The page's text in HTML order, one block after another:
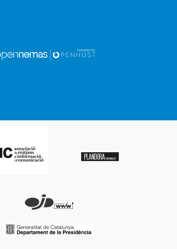
JARC organitza jornades per a la
pagesia a Torrefarrera, Alcarràs i
Alpicat del 19 de gener al 30 de març